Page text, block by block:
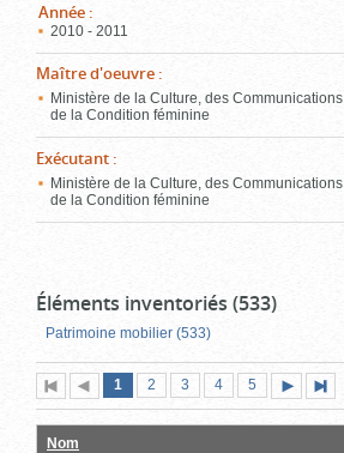
Année :
2010 - 2011
Maître d'oeuvre :
Ministère de la Culture, des
de la Condition féminine
Exécutant :
Ministère de la Culture, des
de la Condition féminine
Éléments inventoriés (533)
Patrimoine mobilier (533)
Première
page
Page
précédente
Page
1 (page
actuelle)
Page
2 Page
3 Page
4 Page
5
suivante
Nom